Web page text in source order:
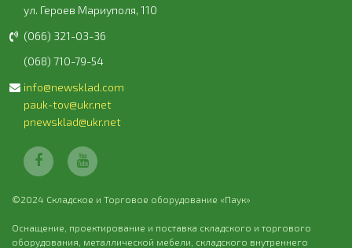
ул. Героев Мариуполя, 110
(066) 321-03-36
(068) 710-79-54
info@newsklad.com
pauk-tov@ukr.net
pnewsklad@ukr.net
©2024 Складское и Торговое оборудование «Паук»
Оснащение, проектирование и поставка складского и торгового
оборудования, металлической мебели, складского внутреннего